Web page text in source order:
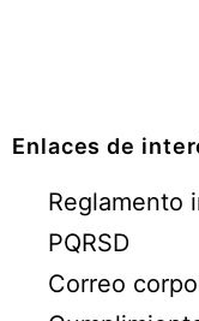
Enlaces de
Reglamento
PQRSD
Correo